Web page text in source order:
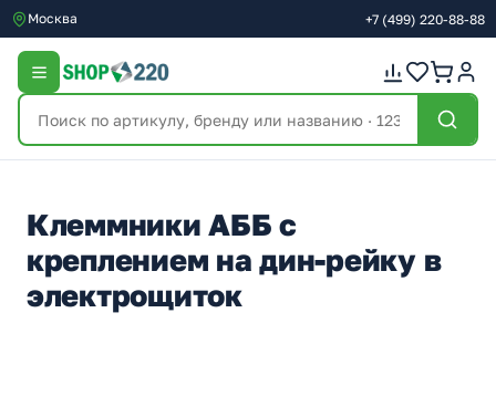
Москва +7 (499) 220-88-88
Клеммники АББ с
креплением на дин-рейку в
электрощиток